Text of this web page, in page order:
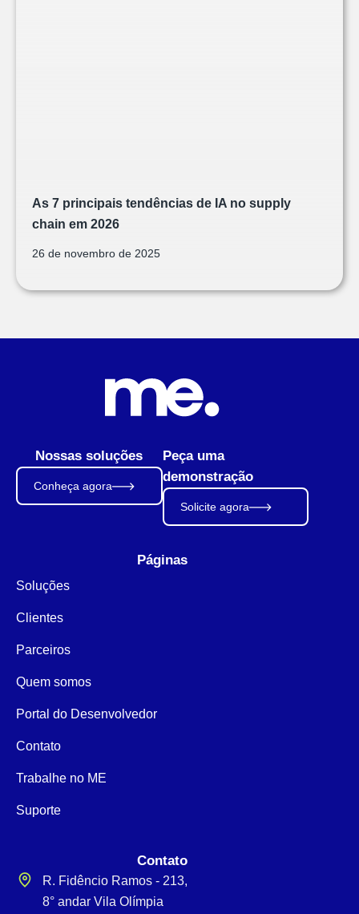
As 7 principais tendências de IA no supply
chain em 2026
26 de novembro de 2025
Nossas soluções
Conheça agora
Peça uma
demonstração
Solicite agora
Páginas
Soluções
Clientes
Parceiros
Quem somos
Portal do Desenvolvedor
Contato
Trabalhe no ME
Suporte
Contato
R. Fidêncio Ramos - 213,
8° andar Vila Olímpia